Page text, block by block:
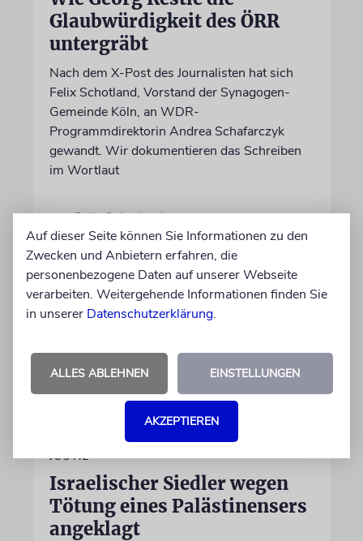
Glaubwürdigkeit des ÖRR
untergräbt
Nach dem X-Post des Journalisten hat sich
Felix Schotland, Vorstand der Synagogen-
Gemeinde Köln, an WDR-
Programmdirektorin Andrea Schafarczyk
gewandt. Wir dokumentieren das Schreiben
im Wortlaut
von Felix Schotland
07.08.2026
JUSTIZ
Israelischer Siedler wegen
Tötung eines Palästinensers
angeklagt
Auf dieser Seite können Sie Informationen zu den
Zwecken und Anbietern erfahren, die
personenbezogene Daten auf unserer Webseite
verarbeiten. Weitergehende Informationen finden Sie
in unserer Datenschutzerklärung.
ALLES ABLEHNEN EINSTELLUNGEN
AKZEPTIEREN